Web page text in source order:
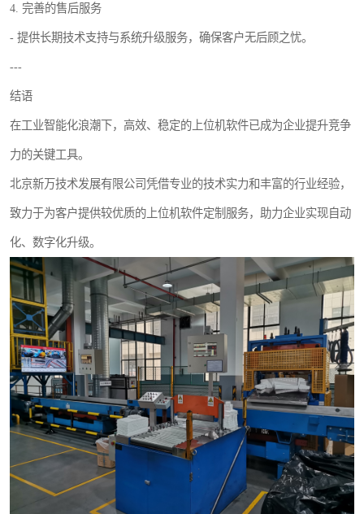
4. 完善的售后服务
- 提供长期技术支持与系统升级服务，确保客户无后顾之忧。
---
结语
在工业智能化浪潮下，高效、稳定的上位机软件已成为企业提升竞争
力的关键工具。
北京新万技术发展有限公司凭借专业的技术实力和丰富的行业经验，
致力于为客户提供较优质的上位机软件定制服务，助力企业实现自动
化、数字化升级。